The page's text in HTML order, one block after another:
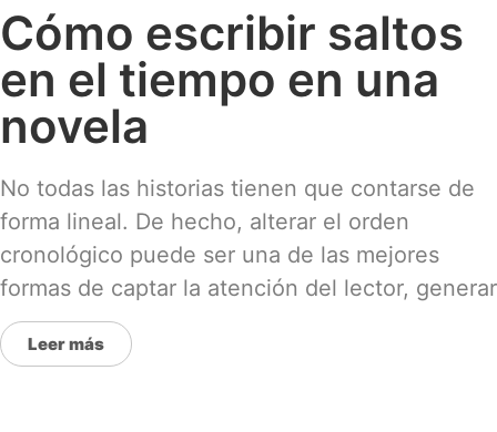
Cómo escribir saltos
en el tiempo en una
novela
No todas las historias tienen que contarse de
forma lineal. De hecho, alterar el orden
cronológico puede ser una de las mejores
formas de captar la atención del lector, generar
Leer más